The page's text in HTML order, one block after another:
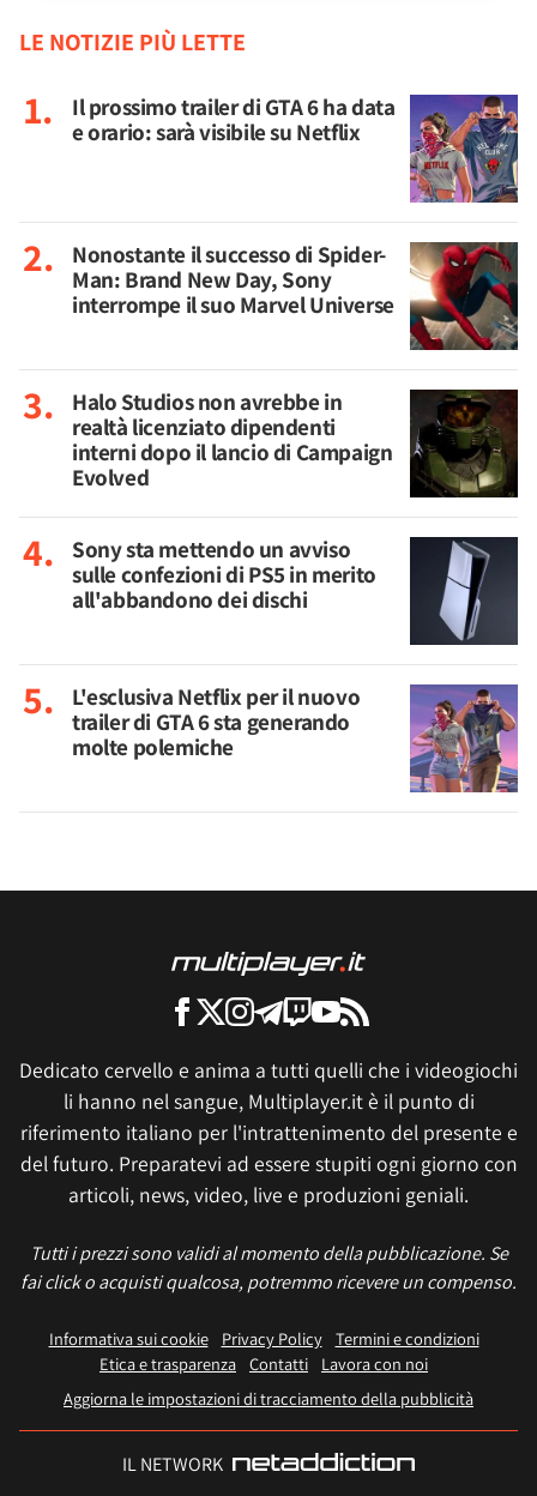
LE NOTIZIE PIÙ LETTE
Il prossimo trailer di GTA 6 ha data
e orario: sarà visibile su Netflix
Nonostante il successo di Spider-
Man: Brand New Day, Sony
interrompe il suo Marvel Universe
Halo Studios non avrebbe in
realtà licenziato dipendenti
interni dopo il lancio di Campaign
Evolved
Sony sta mettendo un avviso
sulle confezioni di PS5 in merito
all'abbandono dei dischi
L'esclusiva Netflix per il nuovo
trailer di GTA 6 sta generando
molte polemiche
Dedicato cervello e anima a tutti quelli che i videogiochi
li hanno nel sangue, Multiplayer.it è il punto di
riferimento italiano per l'intrattenimento del presente e
del futuro. Preparatevi ad essere stupiti ogni giorno con
articoli, news, video, live e produzioni geniali.
Tutti i prezzi sono validi al momento della pubblicazione. Se
fai click o acquisti qualcosa, potremmo ricevere un compenso.
Informativa sui cookie Privacy Policy
Termini e condizioni
Etica e trasparenza Contatti
Lavora con noi
Aggiorna le impostazioni di tracciamento della pubblicità
IL NETWORK